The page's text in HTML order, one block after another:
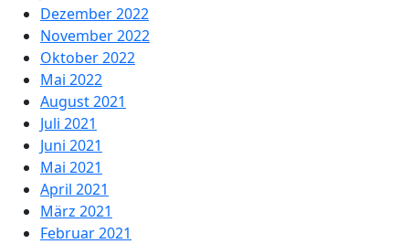
Dezember 2022
November 2022
Oktober 2022
Mai 2022
August 2021
Juli 2021
Juni 2021
Mai 2021
April 2021
März 2021
Februar 2021